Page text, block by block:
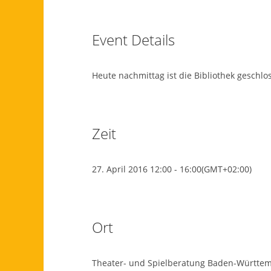
Event Details
Heute nachmittag ist die Bibliothek
Zeit
27. April 2016 12:00 - 16:00(GMT+02:00)
Ort
Theater- und Spielberatung Baden-